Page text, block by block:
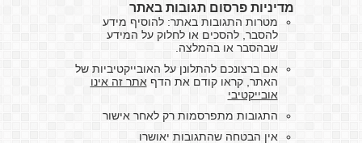
מדיניות פרסום תגובות באתר
מטרות התגובות באתר: להוסיף מידע
להסבר, להסכים או לחלוק על המידע
שבהסבר או בהמלצה.
אם ברצונכם להתלונן על האובייקטיביות של
האתר, קראו קודם את הדףאתר זה אינו
אובייקטיבי
התגובות מתפרסמות רק לאחר אישור
אין הבטחה שהתגובות יאושרו